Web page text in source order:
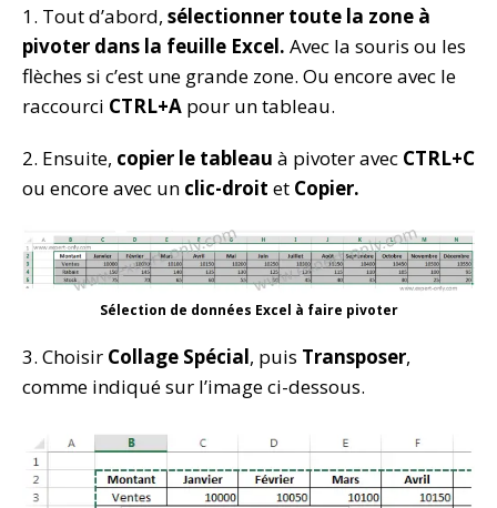
1. Tout d’abord, sélectionner toute la zone à
pivoter dans la feuille Excel. Avec la souris ou les
flèches si c’est une grande zone. Ou encore avec le
raccourci CTRL+A pour un tableau.
2. Ensuite, copier le tableau à pivoter avec CTRL+C
ou encore avec un clic-droit et Copier.
Sélection de données Excel à faire pivoter
3. Choisir Collage Spécial, puis Transposer,
comme indiqué sur l’image ci-dessous.